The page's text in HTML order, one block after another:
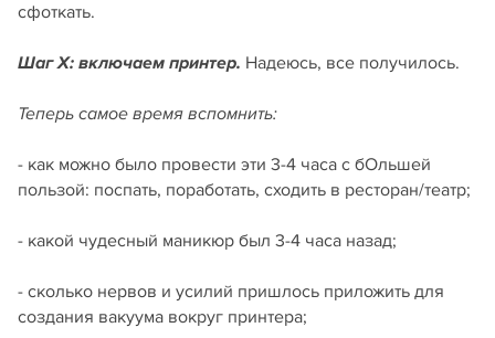
сфоткать.
Шаг X: включаем принтер. Надеюсь, все получилось.
Теперь самое время вспомнить:
- как можно было провести эти 3-4 часа с бОльшей
пользой: поспать, поработать, сходить в ресторан/театр;
- какой чудесный маникюр был 3-4 часа назад;
- сколько нервов и усилий пришлось приложить для
создания вакуума вокруг принтера;